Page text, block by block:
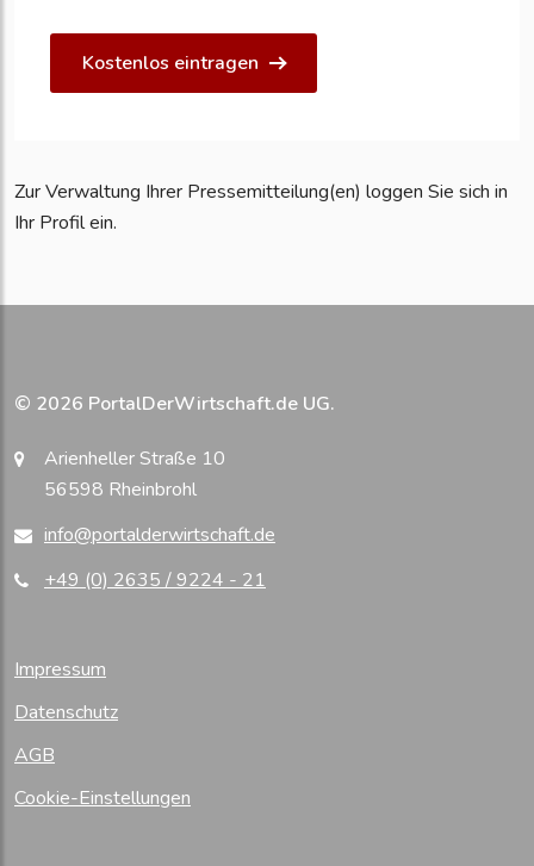
Kostenlos eintragen
Zur Verwaltung Ihrer Pressemitteilung(en) loggen Sie sich in
Ihr Profil ein.
© 2026 PortalDerWirtschaft.de UG.
Arienheller Straße 10
56598 Rheinbrohl
info@portalderwirtschaft.de
+49 (0) 2635 / 9224 - 21
Impressum
Datenschutz
AGB
Cookie-Einstellungen